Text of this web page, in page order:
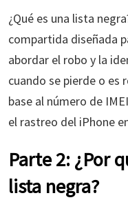
¿Qué es una lista
compartida diseñada
abordar el robo y la
cuando se pierde o es
base al número de
el rastreo del iPhone
Parte 2: ¿Por
lista negra?